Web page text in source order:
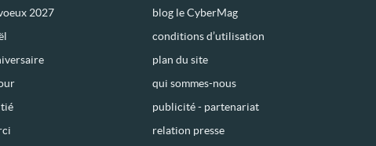
2027
blog le CyberMag
conditions d’utilisation
plan du site
qui sommes-nous
publicité - partenariat
relation presse